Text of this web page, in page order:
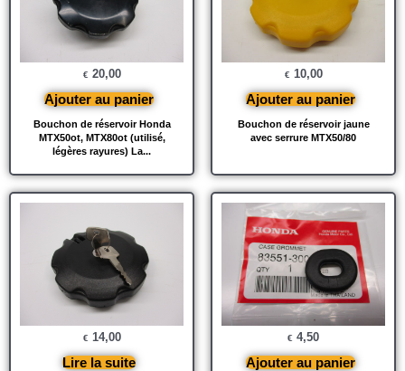
Bouchon de réservoir Honda
MTX50ot, MTX80ot (utilisé,
légères rayures) La...
€ 20,00
Ajouter au panier
Bouchon de réservoir jaune
avec serrure MTX50/80
€ 10,00
Ajouter au panier
€ 14,00
Lire la suite
€ 4,50
Ajouter au panier